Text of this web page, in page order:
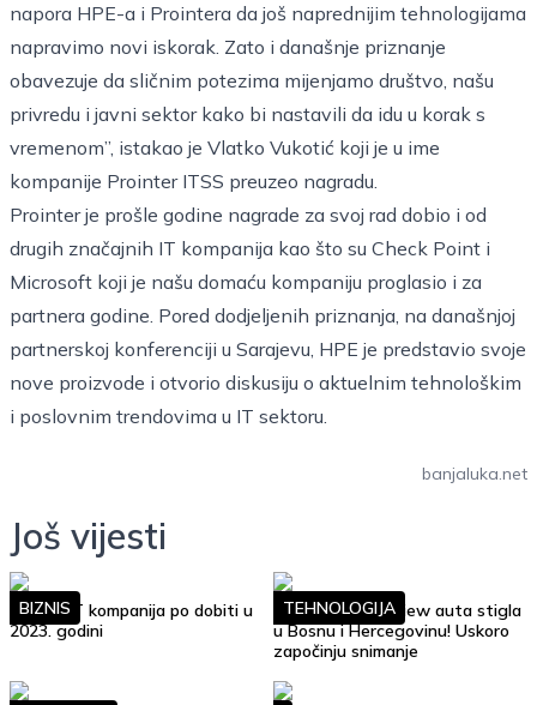
napora HPE-a i Prointera da još naprednijim tehnologijama
napravimo novi iskorak. Zato i današnje priznanje
obavezuje da sličnim potezima mijenjamo društvo, našu
privredu i javni sektor kako bi nastavili da idu u korak s
vremenom”, istakao je Vlatko Vukotić koji je u ime
kompanije Prointer ITSS preuzeo nagradu.
Prointer je prošle godine nagrade za svoj rad dobio i od
drugih značajnih IT kompanija kao što su Check Point i
Microsoft koji je našu domaću kompaniju proglasio i za
partnera godine. Pored dodjeljenih priznanja, na današnjoj
partnerskoj konferenciji u Sarajevu, HPE je predstavio svoje
nove proizvode i otvorio diskusiju o aktuelnim tehnološkim
i poslovnim trendovima u IT sektoru.
banjaluka.net
Još vijesti
Top 10 IT kompanija po dobiti u
2023. godini
BIZNIS
Google Street View auta stigla
u Bosnu i Hercegovinu! Uskoro
započinju snimanje
TEHNOLOGIJA